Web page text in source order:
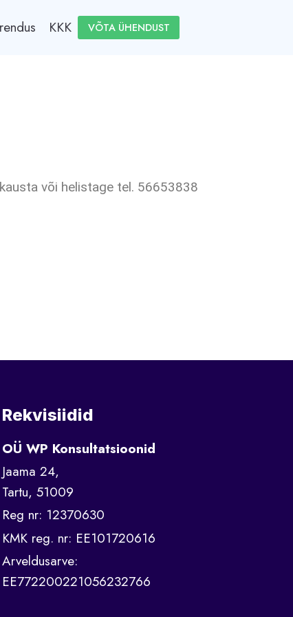
KKK VÕTA ÜHENDUST
või helistage tel. 56653838
Rekvisiidid
OÜ WP Konsultatsioonid
Jaama 24,
Tartu, 51009
Reg nr: 12370630
KMK reg. nr: EE101720616
Arveldusarve:
EE772200221056232766